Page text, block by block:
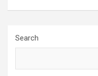
Search